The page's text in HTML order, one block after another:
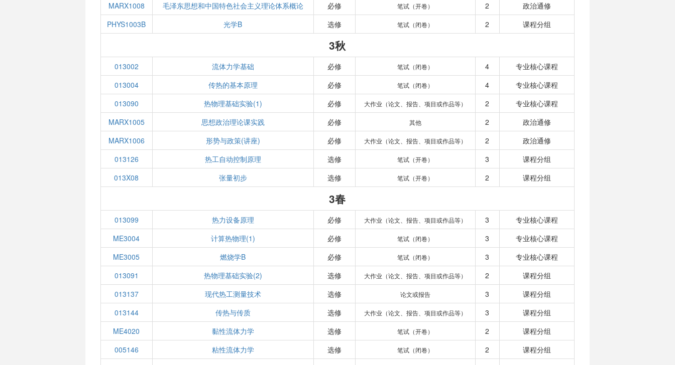
MARX1008
毛泽东思想和中国特色社会主义理论体系概论 必修 笔试（开卷） 2
政治通修
PHYS1003B
光学B 选修 笔试（闭卷） 2 课程分组
3秋
013002 流体力学基础 必修 笔试（闭卷） 4
专业核心课程
013004
传热的基本原理 必修 笔试（闭卷） 4
专业核心课程
013090
热物理基础实验(1) 必修 大作业（论文、报告、项目或作品等） 2
专业核心课程
MARX1005
思想政治理论课实践 必修 其他 2
政治通修
MARX1006
形势与政策(讲座) 必修 大作业（论文、报告、项目或作品等） 2
政治通修
013126
热工自动控制原理 选修 笔试（开卷） 3
课程分组
013X08
张量初步 选修 笔试（开卷） 2 课程分组
3春
013099 热力设备原理 必修 大作业（论文、报告、项目或作品等） 3
专业核心课程
ME3004
计算热物理(1) 必修 笔试（闭卷） 3
专业核心课程
ME3005
燃烧学B 必修 笔试（闭卷） 3
专业核心课程
013091
热物理基础实验(2) 选修 大作业（论文、报告、项目或作品等） 2
课程分组
013137
现代热工测量技术 选修 论文或报告 3
课程分组
013144
传热与传质 选修 大作业（论文、报告、项目或作品等） 3
课程分组
ME4020
黏性流体力学 选修 笔试（开卷） 2
课程分组
005146
粘性流体力学 选修 笔试（闭卷） 2
课程分组